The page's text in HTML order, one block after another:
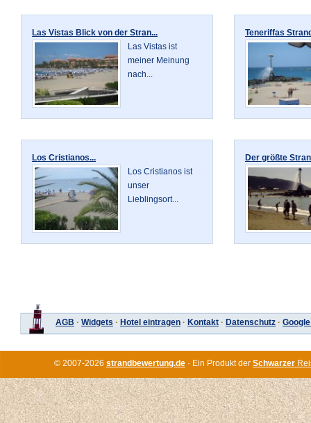
Las Vistas Blick von der Stran...
Las Vistas ist
meiner Meinung
nach...
Teneriffas
Los Cristianos...
Los Cristianos ist
unser
Lieblingsort...
Der größte
AGB · Widgets · Hotel eintragen · Kontakt · Datenschutz ·
© 2007-2026 strandbewertung.de · Ein Produkt der Schwarzer